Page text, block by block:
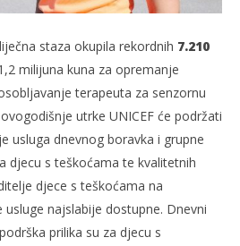
staza okupila rekordnih 7.210
milijuna kuna za opremanje
terapeuta za senzornu
utrke UNICEF će podržati
usluga dnevnog boravka i grupne
djecu s teškoćama te kvalitetnih
djece s teškoćama na
najslabije dostupne. Dnevni
prilika su za djecu s